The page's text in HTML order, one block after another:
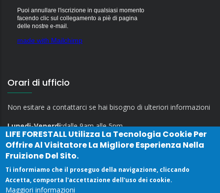
Puoi annullare l'iscrizione in qualsiasi momento
facendo clic sul collegamento a piè di pagina
delle nostre e-mail.
made with Mailchimp
Orari di ufficio
Non esitare a contattarci se hai bisogno di ulteriori informazioni
Lunedi-Venerdi:dalle 9am alle 5pm
LIFE FORESTALLUtilizza La Tecnologia Cookie Per
Offrire Al Visitatore La Migliore Esperienza Nella
Fruizione Del Sito.
Ti informiamo che il proseguo della navigazione, cliccando
Accetta, comporta l'accettazione dell'uso dei cookie.
Maggiori informazioni